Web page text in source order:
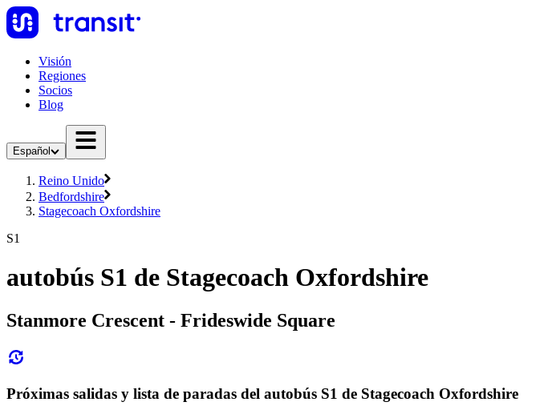
Visión
Regiones
Socios
Blog
Español
Reino Unido
Bedfordshire
Stagecoach Oxfordshire
S1
autobús S1 de Stagecoach Oxfordshire
Stanmore Crescent - Frideswide Square
Próximas salidas y lista de paradas del autobús S1 de Stagecoach Oxfordshire